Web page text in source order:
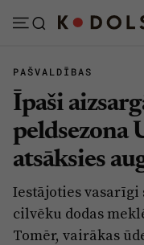
Abonēt
Ziņas
Politika
Pašvaldības
PAŠVALDĪBAS
Īpaši
peldsezona
atsāksies
Iestājoties
cilvēku dodas
Tomēr, vairākas